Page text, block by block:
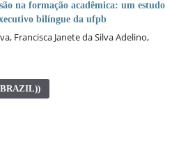
na formação acadêmica: um estudo
bilíngue da ufpb
Francisca Janete da Silva Adelino,